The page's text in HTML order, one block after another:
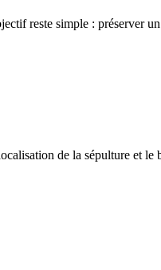
reste simple : préserver
de la sépulture et le